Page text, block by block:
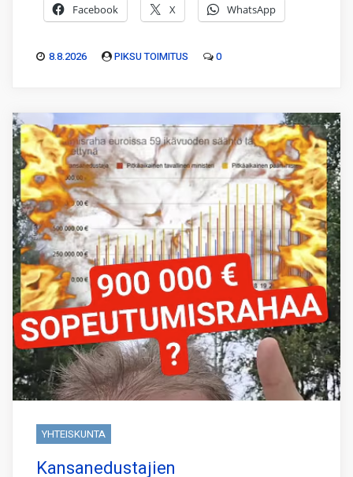
Facebook X WhatsApp
8.8.2026 PIKSU TOIMITUS 0
YHTEISKUNTA
Kansanedustajien